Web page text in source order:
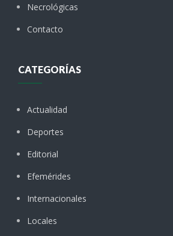
Necrológicas
Contacto
CATEGORÍAS
Actualidad
Deportes
Editorial
Efemérides
Internacionales
Locales